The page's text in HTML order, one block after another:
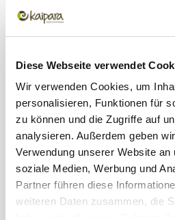
Diese Webseite verwendet
Wir verwenden Cookies, um
personalisieren, Funktionen für
zu können und die Zugriffe auf
analysieren. Außerdem geben
Verwendung unserer Website
soziale Medien, Werbung und
Partner führen diese
weiteren Daten zusammen, die
Einsatzbereich
Bewertungen
Produktgalerie überspringen
Zubehör